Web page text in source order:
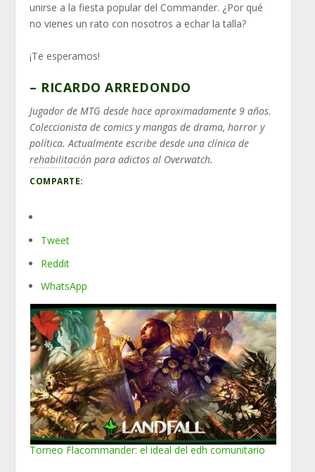
unirse a la fiesta popular del Commander. ¿Por qué
no vienes un rato con nosotros a echar la talla?
¡Te esperamos!
– RICARDO ARREDONDO
Jugador de MTG desde hace aproximadamente 9 años.
Coleccionista de comics y mangas de drama, horror y
política.Actualmente escribe desde una clínica de
rehabilitación para adictos al Overwatch.
COMPARTE:
Tweet
Reddit
WhatsApp
Torneo Flacommander: el ideal del edh comunitario